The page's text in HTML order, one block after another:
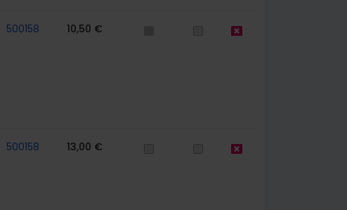
500158 10,50 €
500158 13,00 €